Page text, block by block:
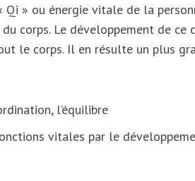
Qi » ou énergie vitale de la
corps. Le développement de
le corps. Il en résulte un plus
l’équilibre
vitales par le